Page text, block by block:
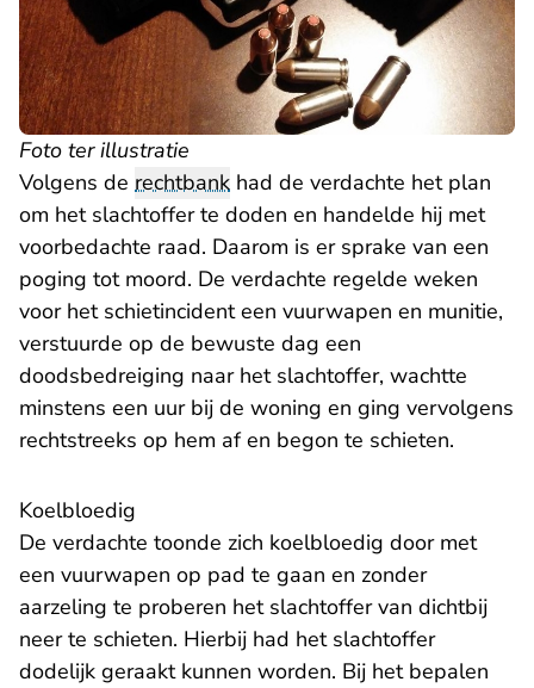
Foto ter illustratie
Volgens de rechtbank had de verdachte het plan
om het slachtoffer te doden en handelde hij met
voorbedachte raad. Daarom is er sprake van een
poging tot moord. De verdachte regelde weken
voor het schietincident een vuurwapen en munitie,
verstuurde op de bewuste dag een
doodsbedreiging naar het slachtoffer, wachtte
minstens een uur bij de woning en ging vervolgens
rechtstreeks op hem af en begon te schieten.
Koelbloedig
De verdachte toonde zich koelbloedig door met
een vuurwapen op pad te gaan en zonder
aarzeling te proberen het slachtoffer van dichtbij
neer te schieten. Hierbij had het slachtoffer
dodelijk geraakt kunnen worden. Bij het bepalen